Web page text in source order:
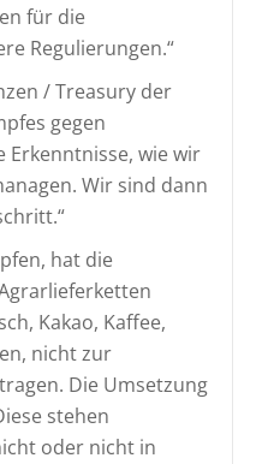
für die
Regulierungen.“
/ Treasury der
gegen
Erkenntnisse, wie wir
Wir sind dann
hat die
Kakao, Kaffee,
nicht zur
Die Umsetzung
stehen
oder nicht in